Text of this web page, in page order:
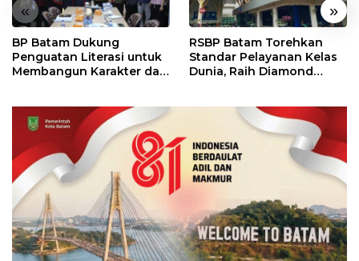
« »
BP Batam Dukung
Penguatan Literasi untuk
Membangun Karakter dan
RSBP Batam Torehkan
Standar Pelayanan Kelas
Dunia, Raih Diamond